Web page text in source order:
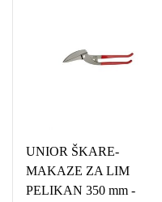
UNIOR ŠKARE-
MAKAZE ZA LIM
PELIKAN 350 mm -